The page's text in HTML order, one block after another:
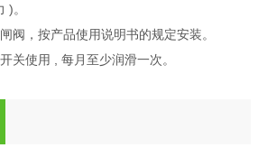
)。
，按产品使用说明书的规定安装。
使用 , 每月至少润滑一次。